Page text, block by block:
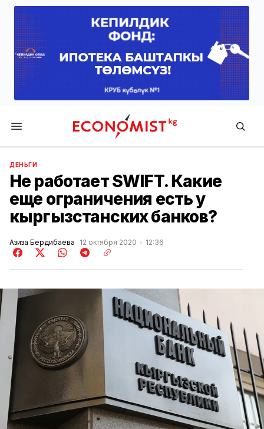
Economist.kg
ДЕНЬГИ
Не работает SWIFT. Какие
еще ограничения есть у
кыргызстанских банков?
Азиза Бердибаева 12 октября 2020 12:36